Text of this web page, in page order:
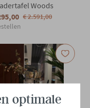
Woods
€ 2.591,00
optimale